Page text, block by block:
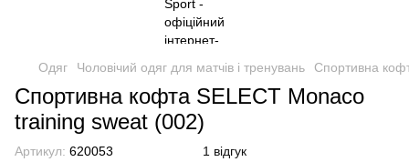
Одяг Чоловічий одяг для матчів і тренувань Спортивна
Спортивна кофта SELECT Monaco
training sweat (002)
Артикул: 620053 1 відгук